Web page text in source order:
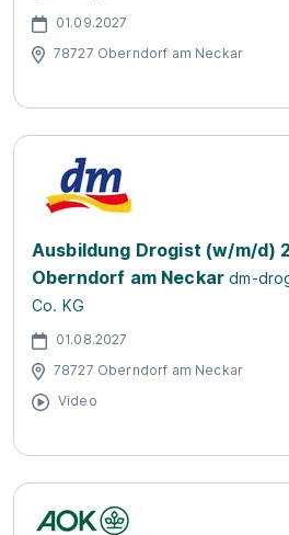
01.09.2027
78727 Oberndorf am Neckar
Ausbildung Drogist (w/m/d)
Oberndorf am Neckar dm-
Co. KG
01.08.2027
78727 Oberndorf am Neckar
Video